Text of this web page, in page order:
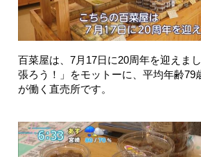
百菜屋は、7月17日に20周年を迎えま
張ろう！」をモットーに、平均年齢79
が働く直売所です。